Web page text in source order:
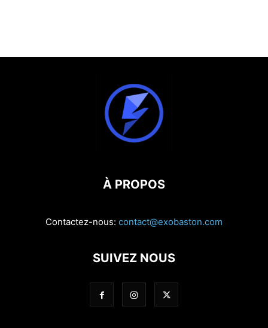
À PROPOS
Contactez-nous: contact@exobaston.com
SUIVEZ NOUS